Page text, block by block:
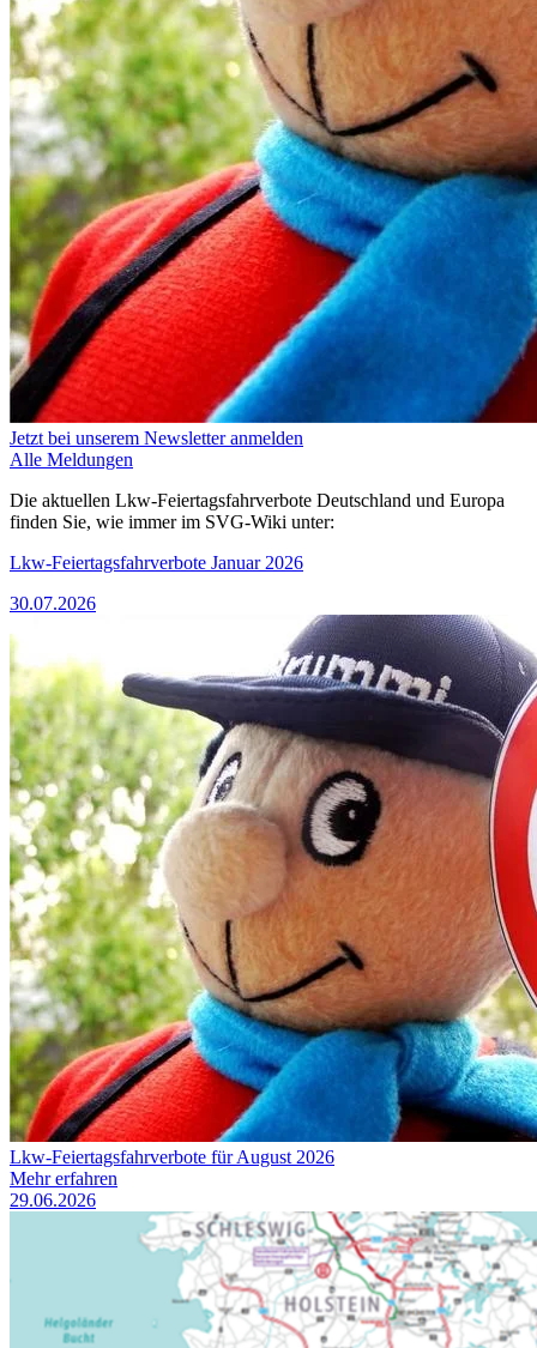
Jetzt bei unserem Newsletter anmelden
Alle Meldungen
Die aktuellen Lkw-Feiertagsfahrverbote Deutschland und Europa
finden Sie, wie immer im SVG-Wiki unter:
Lkw-Feiertagsfahrverbote Januar 2026
30.07.2026
Lkw-Feiertagsfahrverbote für August 2026
Mehr erfahren
29.06.2026